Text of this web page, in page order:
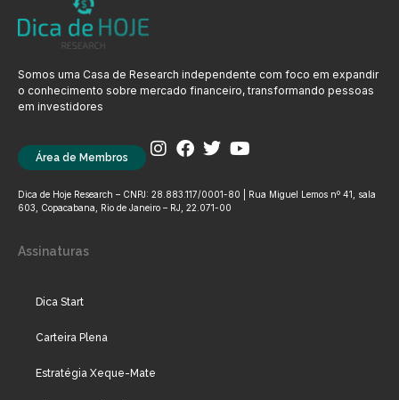
Somos uma Casa de Research independente com foco em expandir
o conhecimento sobre mercado financeiro, transformando pessoas
em investidores
Área de Membros
Dica de Hoje Research – CNPJ: 28.883.117/0001-80 | Rua Miguel Lemos nº 41, sala
603, Copacabana, Rio de Janeiro – RJ, 22.071-00
Assinaturas
Dica Start
Carteira Plena
Estratégia Xeque-Mate